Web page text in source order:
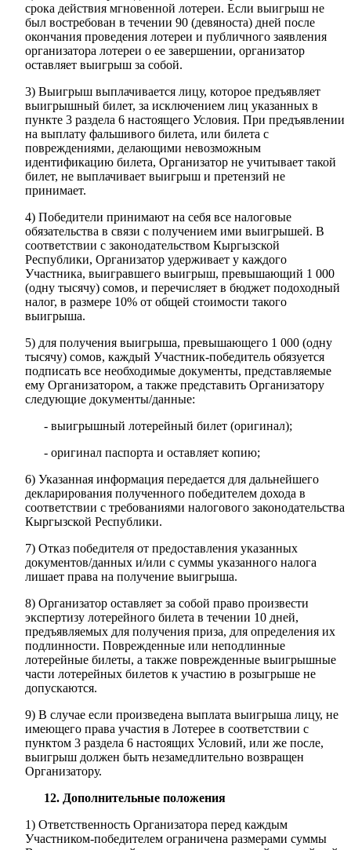
срока действия мгновенной лотереи. Если выигрыш не
был востребован в течении 90 (девяноста) дней после
окончания проведения лотереи и публичного заявления
организатора лотереи о ее завершении, организатор
оставляет выигрыш за собой.
3) Выигрыш выплачивается лицу, которое предъявляет
выигрышный билет, за исключением лиц указанных в
пункте 3 раздела 6 настоящего Условия. При предъявлении
на выплату фальшивого билета, или билета с
повреждениями, делающими невозможным
идентификацию билета, Организатор не учитывает такой
билет, не выплачивает выигрыш и претензий не
принимает.
4) Победители принимают на себя все налоговые
обязательства в связи с получением ими выигрышей. В
соответствии с законодательством Кыргызской
Республики, Организатор удерживает у каждого
Участника, выигравшего выигрыш, превышающий 1 000
(одну тысячу) сомов, и перечисляет в бюджет подоходный
налог, в размере 10% от общей стоимости такого
выигрыша.
5) для получения выигрыша, превышающего 1 000 (одну
тысячу) сомов, каждый Участник-победитель обязуется
подписать все необходимые документы, представляемые
ему Организатором, а также представить Организатору
следующие документы/данные:
- выигрышный лотерейный билет (оригинал);
- оригинал паспорта и оставляет копию;
6) Указанная информация передается для дальнейшего
декларирования полученного победителем дохода в
соответствии с требованиями налогового законодательства
Кыргызской Республики.
7) Отказ победителя от предоставления указанных
документов/данных и/или с суммы указанного налога
лишает права на получение выигрыша.
8) Организатор оставляет за собой право произвести
экспертизу лотерейного билета в течении 10 дней,
предъявляемых для получения приза, для определения их
подлинности. Поврежденные или неподлинные
лотерейные билеты, а также поврежденные выигрышные
части лотерейных билетов к участию в розыгрыше не
допускаются.
9) В случае если произведена выплата выигрыша лицу, не
имеющего права участия в Лотерее в соответствии с
пунктом 3 раздела 6 настоящих Условий, или же после,
выигрыш должен быть незамедлительно возвращен
Организатору.
12. Дополнительные положения
1) Ответственность Организатора перед каждым
Участником-победителем ограничена размерами суммы